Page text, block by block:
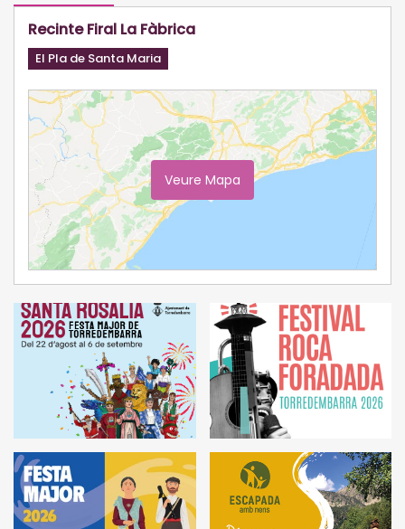
Recinte Firal La Fàbrica
El Pla de Santa Maria
Veure Mapa